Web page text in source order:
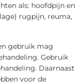
als: hoofdpijn en
rugpijn, reuma,
gebruik mag
Gebruik
Daarnaast
voor de